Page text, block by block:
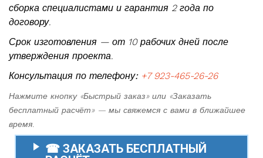
сборка специалистами и гарантия 2 года по
договору.
Срок изготовления — от 10 рабочих дней после
утверждения проекта.
Консультация по телефону: +7 923-465-26-26
Нажмите кнопку «Быстрый заказ» или «Заказать
бесплатный расчёт» — мы свяжемся с вами в ближайшее
время.
☎ ЗАКАЗАТЬ БЕСПЛАТНЫЙ